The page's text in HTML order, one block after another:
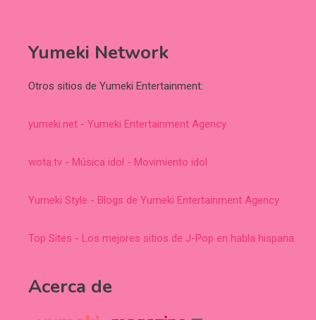
Yumeki Network
Otros sitios de Yumeki Entertainment:
yumeki.net - Yumeki Entertainment Agency
wota.tv - Música idol - Movimiento idol
Yumeki Style - Blogs de Yumeki Entertainment Agency
Top Sites - Los mejores sitios de J-Pop en habla hispana
Acerca de